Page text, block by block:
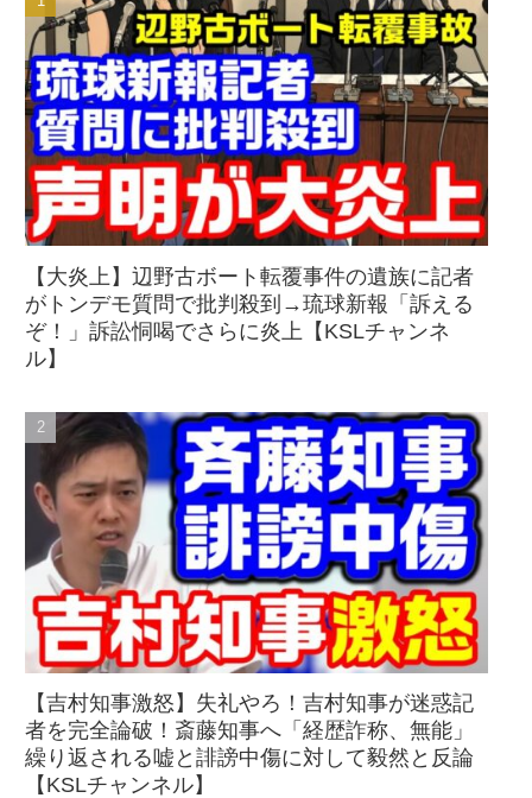
【大炎上】辺野古ボート転覆事件の遺族に記者
がトンデモ質問で批判殺到→琉球新報「訴える
ぞ！」訴訟恫喝でさらに炎上【KSLチャンネ
ル】
【吉村知事激怒】失礼やろ！吉村知事が迷惑記
者を完全論破！斎藤知事へ「経歴詐称、無能」
繰り返される嘘と誹謗中傷に対して毅然と反論
【KSLチャンネル】